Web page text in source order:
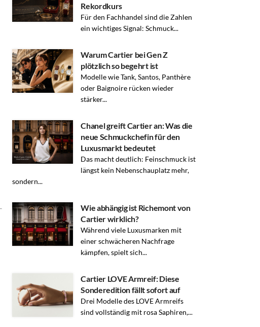
Rekordkurs
Für den Fachhandel sind die Zahlen
ein wichtiges Signal: Schmuck...
Warum Cartier bei Gen Z
plötzlich so begehrt ist
Modelle wie Tank, Santos, Panthère
oder Baignoire rücken wieder
stärker...
Chanel greift Cartier an: Was die
neue Schmuckchefin für den
Luxusmarkt bedeutet
Das macht deutlich: Feinschmuck ist
längst kein Nebenschauplatz mehr,
sondern...
Wie abhängig ist Richemont von
Cartier wirklich?
Während viele Luxusmarken mit
einer schwächeren Nachfrage
kämpfen, spielt sich...
Cartier LOVE Armreif: Diese
Sonderedition fällt sofort auf
Drei Modelle des LOVE Armreifs
sind vollständig mit rosa Saphiren,...